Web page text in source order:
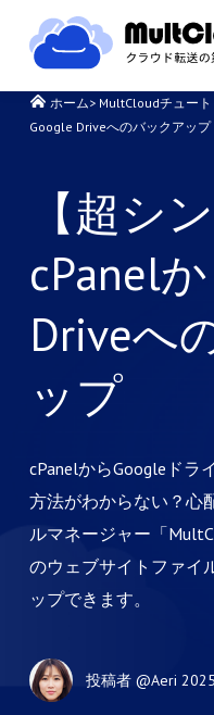
ホーム> MultCloudチュー
Google Driveへのバックアップ
【超シ
cPanel
Driveへ
ップ
cPanelからGoogleドラ
方法がわからない？心
ルマネージャー「
のウェブサイトファイ
ップできます。
投稿者 @Aeri